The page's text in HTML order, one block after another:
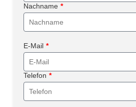
Nachname *
E-Mail *
Telefon *